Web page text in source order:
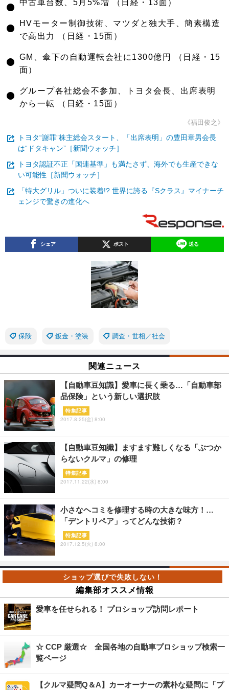
● 中古車台数、5月5%増 （日経・13面）
●
HVモーター制御技術、マツダと独大手、簡素構造
で高出力 （日経・15面）
● GM、傘下の自動運転会社に1300億円 （日経・15
面）
●
グループ各社総会不参加、トヨタ会長、出席表明
から一転 （日経・15面）
《福田俊之》
トヨタ“謝罪”株主総会スタート、「出席表明」の豊田章男会長
は“ドタキャン”［新聞ウォッチ］
トヨタ認証不正「国連基準」も満たさず、海外でも生産できな
い可能性［新聞ウォッチ］
「特大グリル」ついに装着!? 世界に誇る『Sクラス』マイナーチ
ェンジで驚きの進化へ
シェア ポスト 送る
保険 鈑金・塗装 調査・世相／社会
関連ニュース
【自動車豆知識】愛車に長く乗る…「自動車部
品保険」という新しい選択肢
特集記事
2017.8.25(金) 8:00
【自動車豆知識】ますます難しくなる「ぶつか
らないクルマ」の修理
特集記事
2017.11.22(水) 8:00
小さなヘコミを修理する時の大きな味方！…
「デントリペア」ってどんな技術？
特集記事
2017.12.5(火) 8:00
編集部オススメ情報
愛車を任せられる！ プロショップ訪問レポート
☆ CCP 厳選☆ 全国各地の自動車プロショップ検索一
覧ページ
【クルマ疑問Q＆A】カーオーナーの素朴な疑問に「プ